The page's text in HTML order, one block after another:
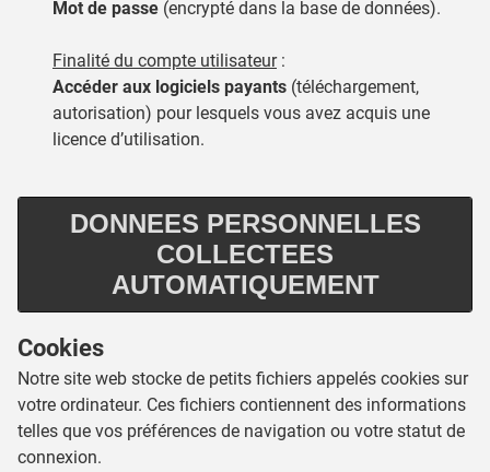
Mot de passe (encrypté dans la base de données).
Finalité du compte utilisateur:
Accéder aux logiciels payants (téléchargement,
autorisation) pour lesquels vous avez acquis une
licence d’utilisation.
DONNEES PERSONNELLES
COLLECTEES
AUTOMATIQUEMENT
Cookies
Notre site web stocke de petits fichiers appelés cookies sur
votre ordinateur. Ces fichiers contiennent des informations
telles que vos préférences de navigation ou votre statut de
connexion.